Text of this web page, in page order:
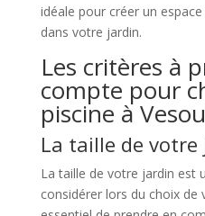
idéale pour créer un
dans votre jardin.
Les critères à
compte pour
piscine à
La taille de votre
La taille de votre jardin est
considérer lors du choix de